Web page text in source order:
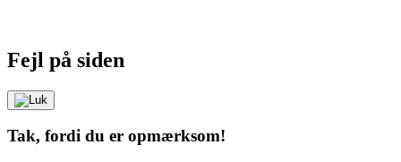
Fejl på siden
Tak, fordi du er opmærksom!